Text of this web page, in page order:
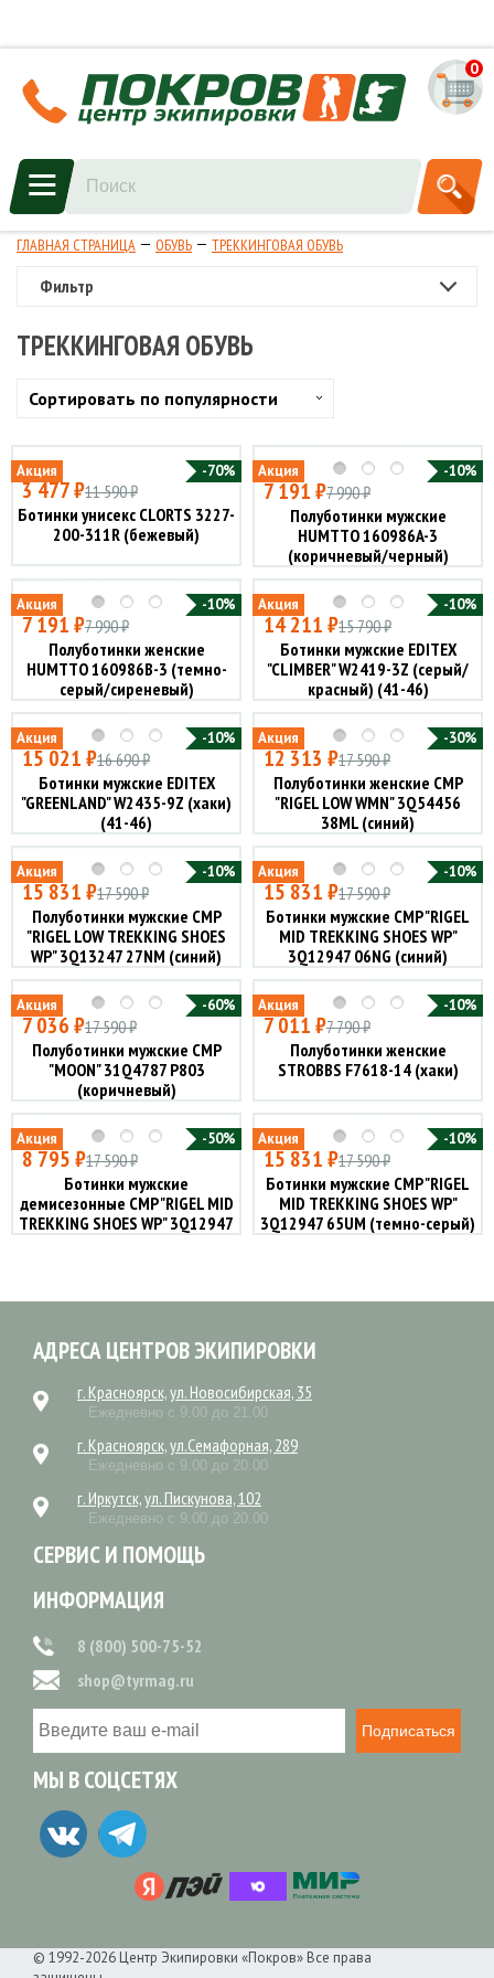
0
ГЛАВНАЯ СТРАНИЦА ОБУВЬ ТРЕККИНГОВАЯ ОБУВЬ
Фильтр
ТРЕККИНГОВАЯ ОБУВЬ
Сортировать по популярности
Акция -70%
3 477 ₽11 590 ₽
Ботинки унисекс CLORTS 3227-
200-311R (бежевый)
Акция -10%
7 191 ₽7 990 ₽
Полуботинки мужские
HUMTTO 160986A-3
(коричневый/черный)
Акция -10%
7 191 ₽7 990 ₽
Полуботинки женские
HUMTTO 160986B-3 (темно-
серый/сиреневый)
Акция -10%
14 211 ₽15 790 ₽
Ботинки мужские EDITEX
"CLIMBER" W2419-3Z (серый/
красный) (41-46)
Акция -10%
15 021 ₽16 690 ₽
Ботинки мужские EDITEX
"GREENLAND" W2435-9Z (хаки)
(41-46)
Акция -30%
12 313 ₽17 590 ₽
Полуботинки женские CMP
"RIGEL LOW WMN" 3Q54456
38ML (синий)
Акция -10%
15 831 ₽17 590 ₽
Полуботинки мужские CMP
"RIGEL LOW TREKKING SHOES
WP" 3Q13247 27NM (синий)
Акция -10%
15 831 ₽17 590 ₽
Ботинки мужские CMP "RIGEL
MID TREKKING SHOES WP"
3Q12947 06NG (синий)
Акция -60%
7 036 ₽17 590 ₽
Полуботинки мужские CMP
"MOON" 31Q4787 P803
(коричневый)
Акция -10%
7 011 ₽7 790 ₽
Полуботинки женские
STROBBS F7618-14 (хаки)
Акция -50%
8 795 ₽17 590 ₽
Ботинки мужские
демисезонные CMP "RIGEL MID
TREKKING SHOES WP" 3Q12947
02PD (т. коричневый)
Акция -10%
15 831 ₽17 590 ₽
Ботинки мужские CMP "RIGEL
MID TREKKING SHOES WP"
3Q12947 65UM (темно-серый)
(39-46)
АДРЕСА ЦЕНТРОВ ЭКИПИРОВКИ
г. Красноярск, ул. Новосибирская, 35
Ежедневно с 9.00 до 21.00
г. Красноярск, ул.Семафорная, 289
Ежедневно с 9.00 до 20.00
г. Иркутск, ул. Пискунова, 102
Ежедневно с 9.00 до 20.00
СЕРВИС И ПОМОЩЬ
ИНФОРМАЦИЯ
8 (800) 500-75-52
shop@tyrmag.ru
Подписаться
МЫ В СОЦСЕТЯХ
© 1992-2026 Центр Экипировки «Покров» Все права